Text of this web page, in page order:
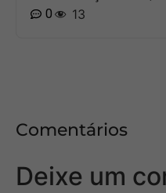
0
13
Comentários
Deixe um